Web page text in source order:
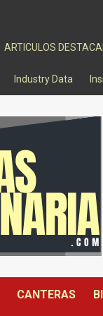
ARTICULOS
Industry Data
CANTERAS